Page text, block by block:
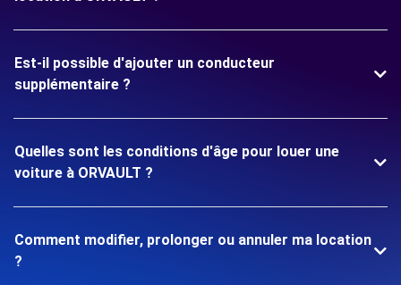
Est-il possible d'ajouter un conducteur
supplémentaire ?
Quelles sont les conditions d'âge pour louer une
voiture à ORVAULT ?
Comment modifier, prolonger ou annuler ma location
?